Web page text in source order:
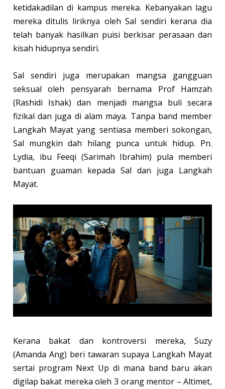
ketidakadilan di kampus mereka. Kebanyakan lagu
mereka ditulis liriknya oleh Sal sendiri kerana dia
telah banyak hasilkan puisi berkisar perasaan dan
kisah hidupnya sendiri.
Sal sendiri juga merupakan mangsa gangguan
seksual oleh pensyarah bernama Prof Hamzah
(Rashidi Ishak) dan menjadi mangsa buli secara
fizikal dan juga di alam maya. Tanpa band member
Langkah Mayat yang sentiasa memberi sokongan,
Sal mungkin dah hilang punca untuk hidup. Pn.
Lydia, ibu Feeqi (Sarimah Ibrahim) pula memberi
bantuan guaman kepada Sal dan juga Langkah
Mayat.
Kerana bakat dan kontroversi mereka, Suzy
(Amanda Ang) beri tawaran supaya Langkah Mayat
sertai program Next Up di mana band baru akan
digilap bakat mereka oleh 3 orang mentor – Altimet,